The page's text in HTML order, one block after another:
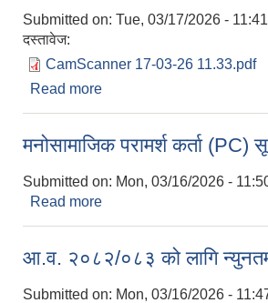
Submitted on: Tue, 03/17/2026 - 11:41
दस्तावेज:
CamScanner 17-03-26 11.33.pdf
Read more
मनोसामाजिक परामर्श कर्ता
Submitted on: Mon, 03/16/2026 -
Read more
आ.व. २०८२/०८३ को लागि न्युनतम
Submitted on: Mon, 03/16/2026 -